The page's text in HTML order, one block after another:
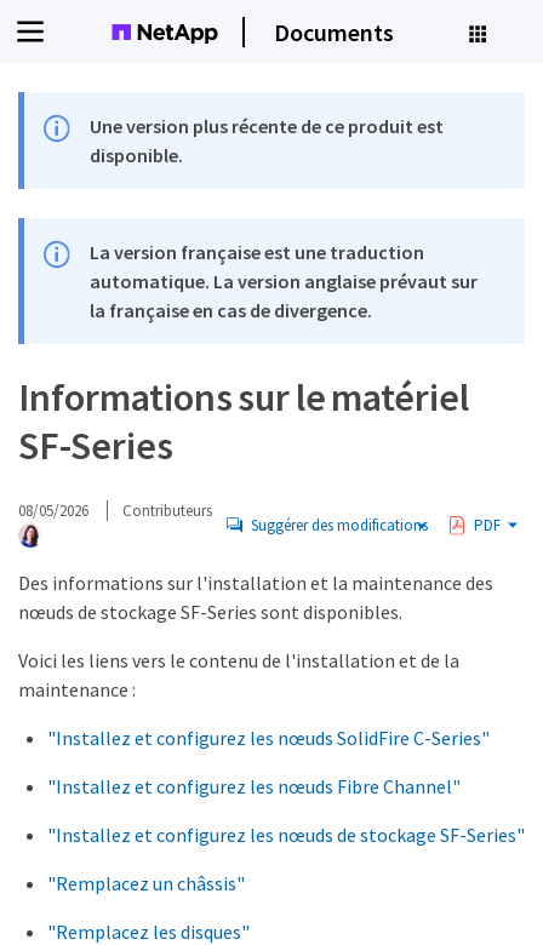
Documents
Une version plus récente de ce produit est
disponible.
La version française est une traduction
automatique. La version anglaise prévaut sur
la française en cas de divergence.
Informations sur le matériel
SF-Series
08/05/2026 Contributeurs
Suggérer des modifications PDF
Des informations sur l'installation et la maintenance des
nœuds de stockage SF-Series sont disponibles.
Voici les liens vers le contenu de l'installation et de la
maintenance :
"Installez et configurez les nœuds SolidFire C-Series"
"Installez et configurez les nœuds Fibre Channel"
"Installez et configurez les nœuds de stockage SF-Series"
"Remplacez un châssis"
"Remplacez les disques"